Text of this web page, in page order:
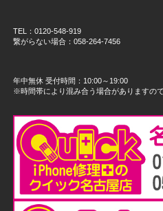
TEL：0120-548-919
繋がらない場合：058-264-7456
年中無休 受付時間：10:00～19:00
※時間帯により混み合う場合がありますの